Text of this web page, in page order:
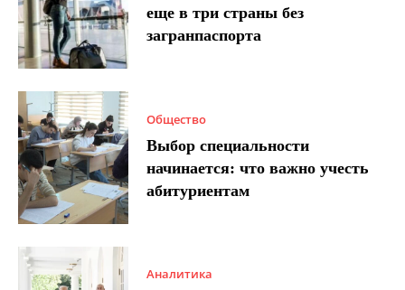
еще в три страны без
загранпаспорта
Общество
Выбор специальности
начинается: что важно учесть
абитуриентам
Аналитика